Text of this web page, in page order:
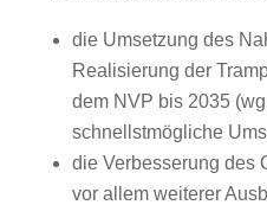
die Umsetzung des
Realisierung der
dem NVP bis 2035
schnellstmögliche
die Verbesserung des
vor allem weiterer